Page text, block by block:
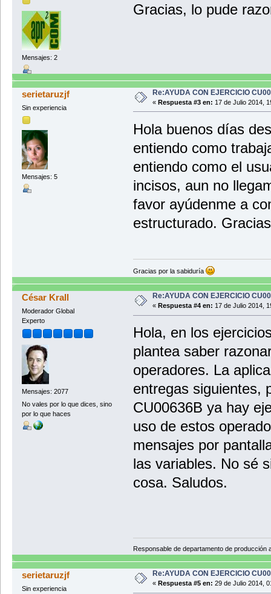
Mensajes: 2
Gracias, lo pude
serietaruzjf
Sin experiencia
Mensajes: 5
Re:AYUDA CON EJERCICIO
« Respuesta #3 en: 17 de Julio 2014,
Hola buenos días
entiendo como
entiendo como el
incisos, aun no
favor ayúdenme a
estructurado.
Gracias por la sabiduría
César Krall
Moderador Global
Experto
Mensajes: 2077
No vales por lo que dices, sino
por lo que haces
Re:AYUDA CON EJERCICIO
« Respuesta #4 en: 17 de Julio 2014,
Hola, en los
plantea saber
operadores. La
entregas siguientes,
CU00636B ya hay
uso de estos
mensajes por
las variables. No sé
cosa. Saludos.
Responsable de departamento de producción
serietaruzjf
Sin experiencia
Re:AYUDA CON EJERCICIO
« Respuesta #5 en: 29 de Julio 2014,